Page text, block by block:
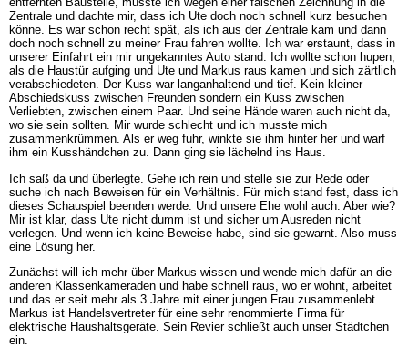
Zentrale und dachte mir, dass ich Ute doch noch schnell kurz besuchen
könne. Es war schon recht spät, als ich aus der Zentrale kam und dann
doch noch schnell zu meiner Frau fahren wollte. Ich war erstaunt, dass in
unserer Einfahrt ein mir ungekanntes Auto stand. Ich wollte schon hupen,
als die Haustür aufging und Ute und Markus raus kamen und sich zärtlich
verabschiedeten. Der Kuss war langanhaltend und tief. Kein kleiner
Abschiedskuss zwischen Freunden sondern ein Kuss zwischen
Verliebten, zwischen einem Paar. Und seine Hände waren auch nicht da,
wo sie sein sollten. Mir wurde schlecht und ich musste mich
zusammenkrümmen. Als er weg fuhr, winkte sie ihm hinter her und warf
ihm ein Kusshändchen zu. Dann ging sie lächelnd ins Haus.
Ich saß da und überlegte. Gehe ich rein und stelle sie zur Rede oder
suche ich nach Beweisen für ein Verhältnis. Für mich stand fest, dass ich
dieses Schauspiel beenden werde. Und unsere Ehe wohl auch. Aber wie?
Mir ist klar, dass Ute nicht dumm ist und sicher um Ausreden nicht
verlegen. Und wenn ich keine Beweise habe, sind sie gewarnt. Also muss
eine Lösung her.
Zunächst will ich mehr über Markus wissen und wende mich dafür an die
anderen Klassenkameraden und habe schnell raus, wo er wohnt, arbeitet
und das er seit mehr als 3 Jahre mit einer jungen Frau zusammenlebt.
Markus ist Handelsvertreter für eine sehr renommierte Firma für
elektrische Haushaltsgeräte. Sein Revier schließt auch unser Städtchen
ein.